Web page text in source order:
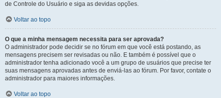
de Controle do Usuário e siga as devidas opções.
Voltar ao topo
O que a minha mensagem necessita para ser aprovada?
O administrador pode decidir se no fórum em que você está postando, as
mensagens precisem ser revisadas ou não. E também é possível que o
administrador tenha adicionado você a um grupo de usuários que precise ter
suas mensagens aprovadas antes de enviá-las ao fórum. Por favor, contate o
administrador para maiores informações.
Voltar ao topo